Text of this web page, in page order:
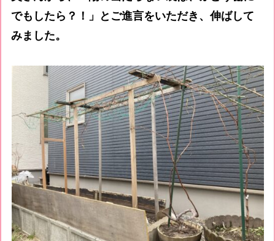
でもしたら？！」とご進言をいただき、伸ばして
みました。